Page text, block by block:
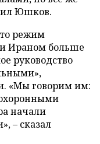
Юшков.
режим
Ираном больше
руководство
«Мы говорим им:
начали
– сказал